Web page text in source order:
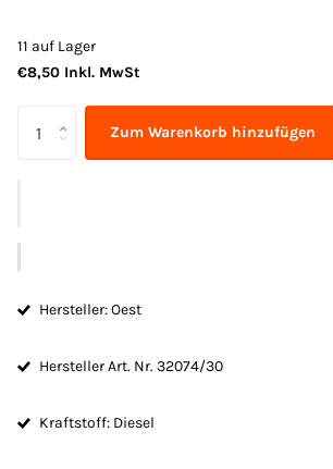
11 auf Lager
€8,50 Inkl. MwSt
Zum Warenkorb hinzufügen
Hersteller: Oest
Hersteller Art. Nr. 32074/30
Kraftstoff: Diesel